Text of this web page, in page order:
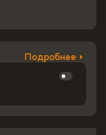
Подробнее